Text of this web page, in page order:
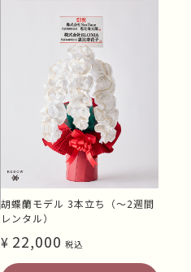
胡蝶蘭モデル 3本立ち（～2週間
レンタル）
¥ 22,000 税込